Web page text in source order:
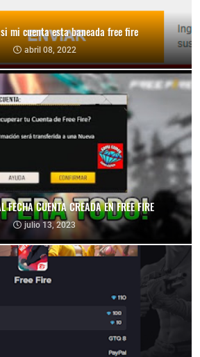
mi cuenta esta baneada free fire
abril 08, 2022
FECHA CUENTA CREADA EN FREE FIRE
julio 13, 2023